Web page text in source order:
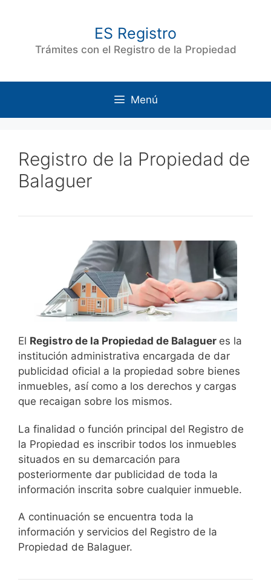
ES Registro
Trámites con el Registro de la Propiedad
Menú
Registro de la Propiedad de
Balaguer
El Registro de la Propiedad de Balaguer es la
institución administrativa encargada de dar
publicidad oficial a la propiedad sobre bienes
inmuebles, así como a los derechos y cargas
que recaigan sobre los mismos.
La finalidad o función principal del Registro de
la Propiedad es inscribir todos los inmuebles
situados en su demarcación para
posteriormente dar publicidad de toda la
información inscrita sobre cualquier inmueble.
A continuación se encuentra toda la
información y servicios del Registro de la
Propiedad de Balaguer.